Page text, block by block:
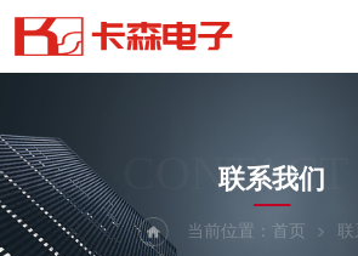
联系我们
当前位置： 首页 联